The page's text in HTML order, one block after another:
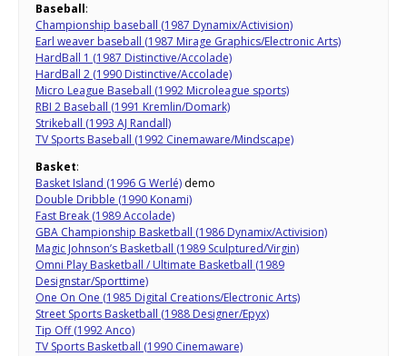
Baseball:
Championship baseball (1987 Dynamix/Activision)
Earl weaver baseball (1987 Mirage Graphics/Electronic Arts)
HardBall 1 (1987 Distinctive/Accolade)
HardBall 2 (1990 Distinctive/Accolade)
Micro League Baseball (1992 Microleague sports)
RBI 2 Baseball (1991 Kremlin/Domark)
Strikeball (1993 AJ Randall)
TV Sports Baseball (1992 Cinemaware/Mindscape)
Basket:
Basket Island (1996 G Werlé) demo
Double Dribble (1990 Konami)
Fast Break (1989 Accolade)
GBA Championship Basketball (1986 Dynamix/Activision)
Magic Johnson’s Basketball (1989 Sculptured/Virgin)
Omni Play Basketball / Ultimate Basketball (1989
Designstar/Sporttime)
One On One (1985 Digital Creations/Electronic Arts)
Street Sports Basketball (1988 Designer/Epyx)
Tip Off (1992 Anco)
TV Sports Basketball (1990 Cinemaware)